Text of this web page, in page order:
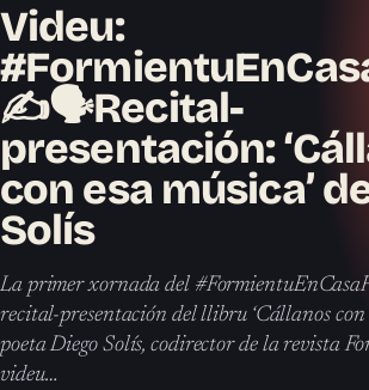
Videu:
✍️🗣Recital-
presentación:
con esa música’
Solís
La primer xornada del
recital-presentación del llibru ‘Cállanos con
poeta Diego Solís, codirector de la revista
videu…